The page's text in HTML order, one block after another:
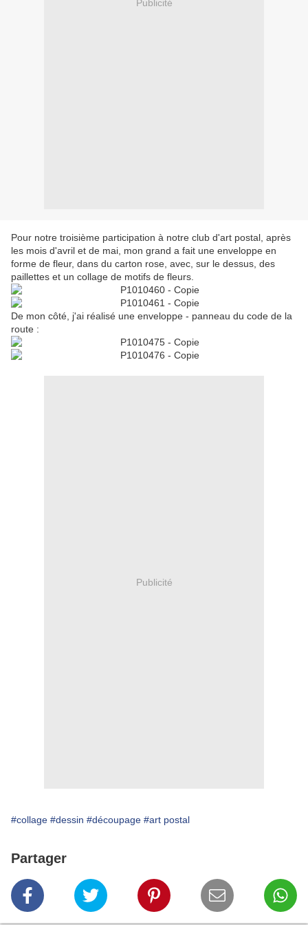
Publicité
Pour notre troisième participation à notre club d'art postal, après
les mois d'avril et de mai, mon grand a fait une enveloppe en
forme de fleur, dans du carton rose, avec, sur le dessus, des
paillettes et un collage de motifs de fleurs.
De mon côté, j'ai réalisé une enveloppe - panneau du code de la
route :
Publicité
#collage #dessin #découpage #art postal
Partager